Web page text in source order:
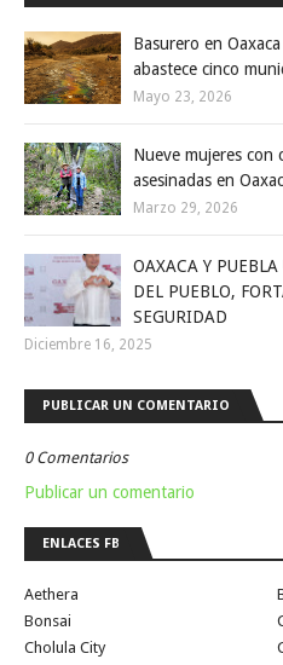
Basurero en
abastece cinco
Mayo 23, 2026
Nueve mujeres con
asesinadas en
Marzo 29, 2026
OAXACA Y
DEL PUEBLO,
SEGURIDAD
Diciembre 16, 2025
PUBLICAR UN COMENTARIO
0 Comentarios
Publicar un comentario
ENLACES FB
Aethera
Bonsai
Cholula City